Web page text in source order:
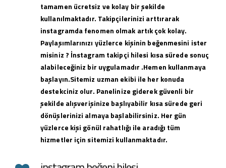
tamamen ücretsiz ve kolay bir şekilde
kullanılmaktadır. Takipçilerinizi arttırarak
instagramda fenomen olmak artık çok kolay.
Paylaşımlarınızı yüzlerce kişinin beğenmesini ister
misiniz ? İnstagram takipçi hilesi kısa sürede sonuç
alabileceğiniz bir uygulamadır .Hemen kullanmaya
başlayın.Sitemiz uzman ekibi ile her konuda
destekciniz olur. Panelinize giderek güvenli bir
şekilde alışverişinize başlıyabilir kısa sürede geri
dönüşlerinizi almaya başlabilirsiniz. Her gün
yüzlerce kişi gönül rahatlığı ile aradığı tüm
hizmetler için sitemizi kullanmaktadır.